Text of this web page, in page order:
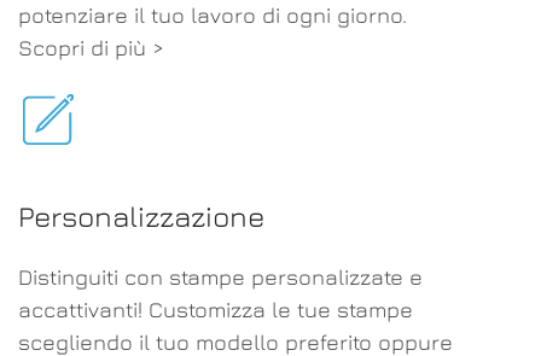
potenziare il tuo lavoro di ogni giorno.
Scopri di più >
Personalizzazione
Distinguiti con stampe personalizzate e
accattivanti! Customizza le tue stampe
scegliendo il tuo modello preferito oppure